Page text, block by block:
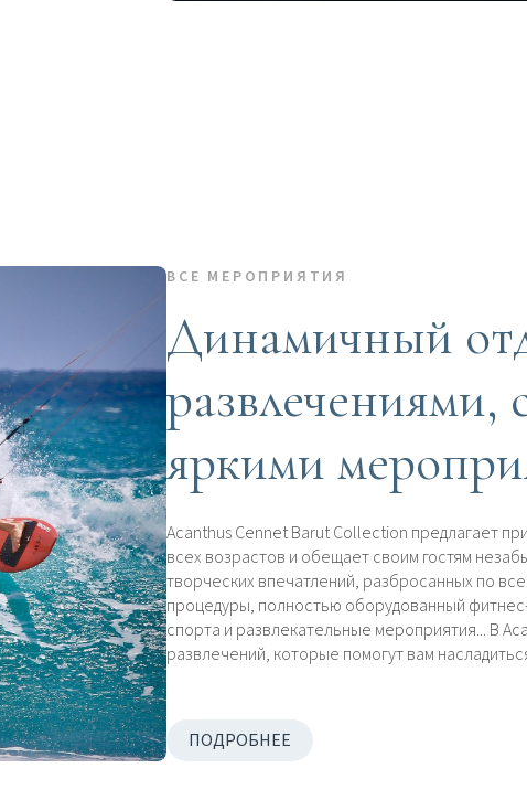
ВСЕ МЕРОПРИЯТИЯ
Динамичный
развлечениями,
яркими
Acanthus Cennet Barut Collection предлагает
всех возрастов и обещает своим гостям
творческих впечатлений, разбросанных по
процедуры, полностью оборудованный
спорта и развлекательные мероприятия... В
развлечений, которые помогут вам
ПОДРОБНЕЕ